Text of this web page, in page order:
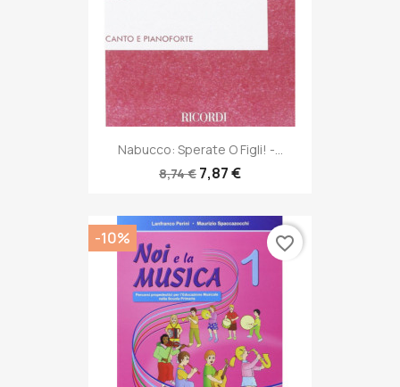
Nabucco: Sperate O Figli! -...
8,74 € 7,87 €
-10% favorite_border